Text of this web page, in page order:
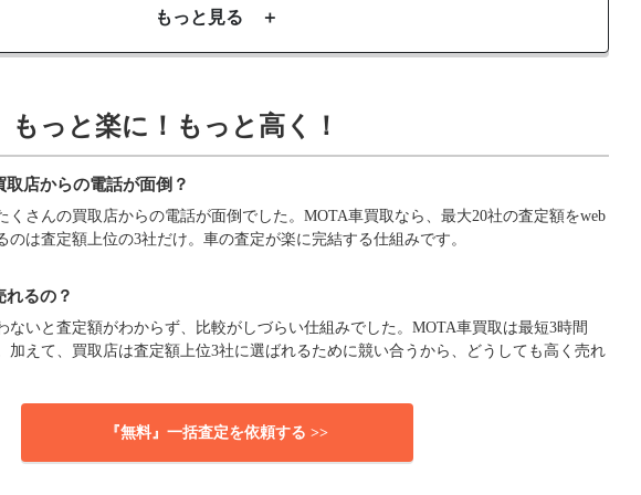
もっと見る ＋
もっと楽に！もっと高く！
店からの電話が面倒？
くさんの買取店からの電話が面倒でした。MOTA車買取なら、最大20社の査定額をweb
のは査定額上位の3社だけ。車の査定が楽に完結する仕組みです。
れるの？
ないと査定額がわからず、比較がしづらい仕組みでした。MOTA車買取は最短3時間
加えて、買取店は査定額上位3社に選ばれるために競い合うから、どうしても高く売れ
『無料』一括査定を依頼する >>